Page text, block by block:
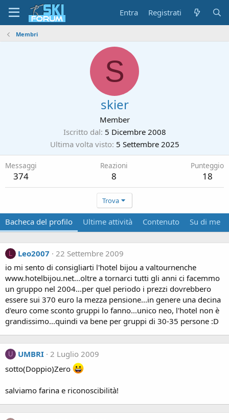
Entra Registrati
Membri
S
skier
Member
Iscritto dal 5 Dicembre 2008
Ultima volta visto 5 Settembre 2025
Messaggi
374
Reazioni
8
Punteggio
18
Trova
Bacheca del profilo Ultime attività Contenuto Su di me
L Leo2007
22 Settembre 2009
io mi sento di consigliarti l'hotel bijou a valtournenche
www.hotelbijou.net...oltre a tornarci tutti gli anni ci facemmo
un gruppo nel 2004...per quel periodo i prezzi dovrebbero
essere sui 370 euro la mezza pensione...in genere una decina
d'euro come sconto gruppi lo fanno...unico neo, l'hotel non è
grandissimo...quindi va bene per gruppi di 30-35 persone :D
U UMBRI 2 Luglio 2009
sotto(Doppio)Zero
salviamo farina e riconoscibilità!